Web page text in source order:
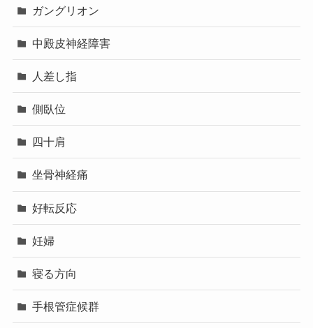
ガングリオン
中殿皮神経障害
人差し指
側臥位
四十肩
坐骨神経痛
好転反応
妊婦
寝る方向
手根管症候群